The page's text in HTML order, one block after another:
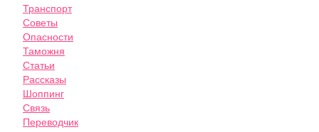
Транспорт
Советы
Опасности
Таможня
Статьи
Рассказы
Шоппинг
Связь
Переводчик